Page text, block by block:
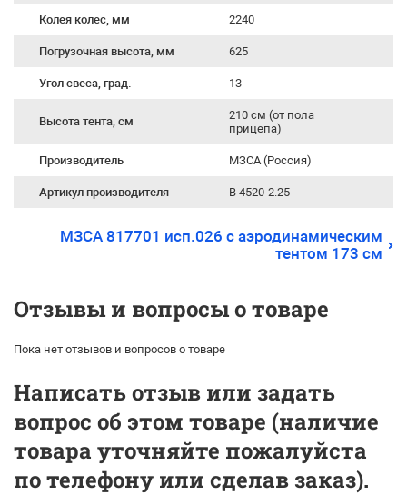
Колея колес, мм 2240
Погрузочная высота, мм 625
Угол свеса, град. 13
Высота тента, см
210 см (от пола
прицепа)
Производитель МЗСА (Россия)
Артикул производителя B 4520-2.25
МЗСА 817701 исп.026 с аэродинамическим
тентом 173 см
Отзывы и вопросы о товаре
Пока нет отзывов и вопросов о товаре
Написать отзыв или задать
вопрос об этом товаре (наличие
товара уточняйте пожалуйста
по телефону или сделав заказ).